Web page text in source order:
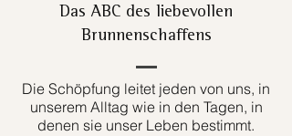
Das ABC des liebevollen
Brunnenschaffens
Die Schöpfung leitet jeden von uns, in
unserem Alltag wie in den Tagen, in
denen sie unser Leben bestimmt.